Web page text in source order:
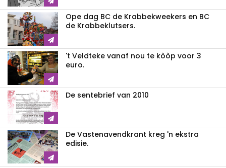
Ope dag BC de Krabbekweekers en BC
de Krabbeklutsers.
't Veldteke vanaf nou te kòòp voor 3
euro.
De sentebrief van 2010
De Vastenavendkrant kreg 'n ekstra
edisie.